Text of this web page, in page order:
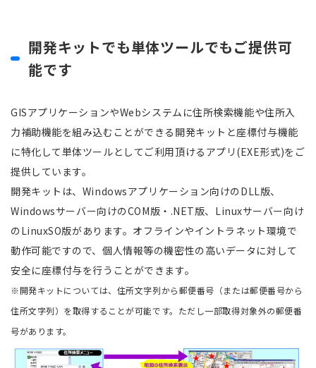
開発キットでも単体ツールでもご提供可
能です
GISアプリケーションやWebシステムに住所検索機能や住所入
力補助機能を組み込むことができる開発キットと座標付与機能
に特化して単体ツールとしてご利用頂けるアプリ(EXE形式)をご
提供しています。
開発キットは、Windowsアプリケーション向けのDLL版、
Windowsサーバー向けのCOM版・.NET版、Linuxサーバー向け
のLinuxSO版があります。 オフラインやイントラネット環境で
動作可能ですので、個人情報等の機密性の高いデータに対して
安全に座標付与を行うことができます。
※開発キットについては、住所文字列から郵便番号（または郵便番号から
住所文字列）を取得することが可能です。ただし一部取得対象外の郵便番
号があります。